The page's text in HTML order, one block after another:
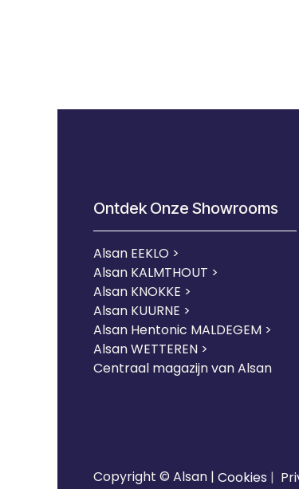
Ontdek Onze Showrooms
Alsan EEKLO >
Alsan KALMTHOUT >
Alsan KNOKKE >
Alsan KUURNE >
Alsan Hentonic MALDEGEM >
Alsan WETTEREN >
Centraal magazijn van Alsan
Copyright © Alsan | Cookies |